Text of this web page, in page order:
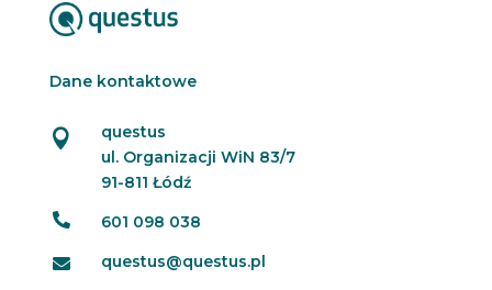
Dane kontaktowe

questus
ul. Organizacji WiN 83/7
91-811 Łódź
 601 098 038
 questus@questus.pl